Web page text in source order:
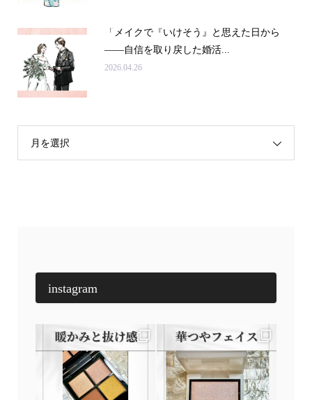
「メイクで『いけそう』と思えた日から
——自信を取り戻した婚活...
2026.04.26
月を選択
instagram